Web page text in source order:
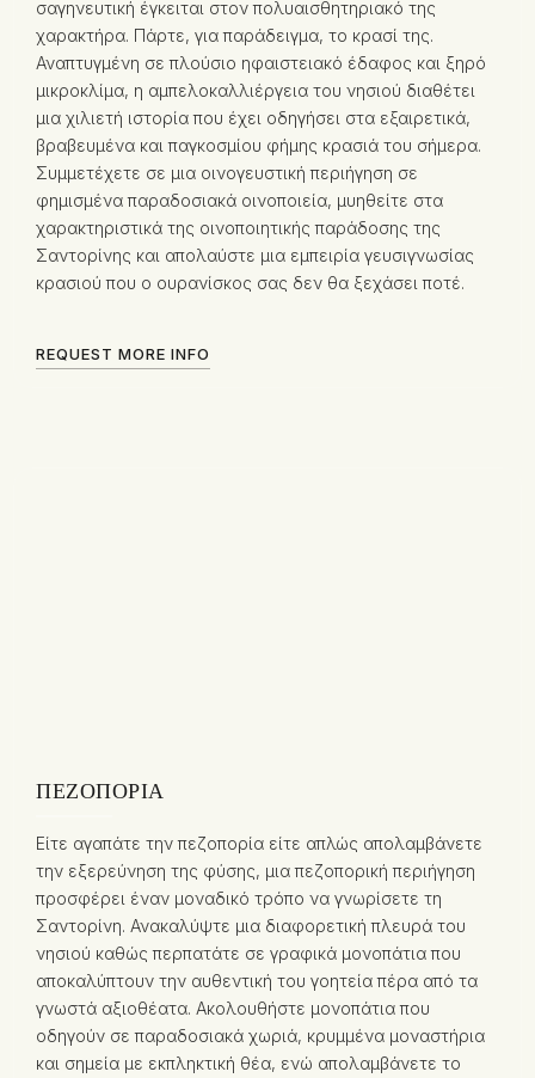
σαγηνευτική έγκειται στον πολυαισθητηριακό της
χαρακτήρα. Πάρτε, για παράδειγμα, το κρασί της.
Αναπτυγμένη σε πλούσιο ηφαιστειακό έδαφος και ξηρό
μικροκλίμα, η αμπελοκαλλιέργεια του νησιού διαθέτει
μια χιλιετή ιστορία που έχει οδηγήσει στα εξαιρετικά,
βραβευμένα και παγκοσμίου φήμης κρασιά του σήμερα.
Συμμετέχετε σε μια οινογευστική περιήγηση σε
φημισμένα παραδοσιακά οινοποιεία, μυηθείτε στα
χαρακτηριστικά της οινοποιητικής παράδοσης της
Σαντορίνης και απολαύστε μια εμπειρία γευσιγνωσίας
κρασιού που ο ουρανίσκος σας δεν θα ξεχάσει ποτέ.
REQUEST MORE INFO
ΠΕΖΟΠΟΡΊΑ
Είτε αγαπάτε την πεζοπορία είτε απλώς απολαμβάνετε
την εξερεύνηση της φύσης, μια πεζοπορική περιήγηση
προσφέρει έναν μοναδικό τρόπο να γνωρίσετε τη
Σαντορίνη. Ανακαλύψτε μια διαφορετική πλευρά του
νησιού καθώς περπατάτε σε γραφικά μονοπάτια που
αποκαλύπτουν την αυθεντική του γοητεία πέρα από τα
γνωστά αξιοθέατα. Ακολουθήστε μονοπάτια που
οδηγούν σε παραδοσιακά χωριά, κρυμμένα μοναστήρια
και σημεία με εκπληκτική θέα, ενώ απολαμβάνετε το